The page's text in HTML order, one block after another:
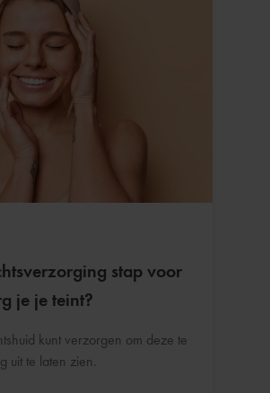
stap voor
je je teint?
kunt verzorgen om deze te
uit te laten zien.